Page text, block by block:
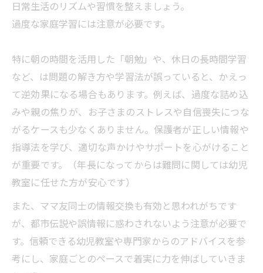
小学校受験向け指導方針と保護者サポート
受験コース選択で重視すべきポイントとは
小学校受験コース選びで迷わないチェック項目
小学校受験コース選びの基準と比較方法
体験授業で見極める受験教室の実力
小学校受験対策で必要なオプション講座と
は
受講費用と小学校受験合格実績のバランス
制
日常生活のリズムや習慣を整えましょう。
過度な家庭学習には注意が必要です。
特に朝の時間を活用した「朝勉」や、休日の長時間学習
など、は 問題の解き方や学習法が誤っていると、かえっ
て逆効果になる場合もあります。例えば、過度な詰め込
みや親の焦りが、お子さまのストレスや自信喪失につな
がるケースも少なくありません。保護者が正しい情報や
指導法を学び、適切な声かけやサポートを心がけること
が重要です。（年長になってからは難問に関しては幼児
教室に任せた方が安心です）
また、ママ友同士の情報交換も有効と思われがちです
が、都市伝説や誤情報に惑わされないよう注意が必要で
す。信頼できる幼児教室や専門家からのアドバイスを参
考にし、家庭ごとのペースで着実に力を伸ばしていきま